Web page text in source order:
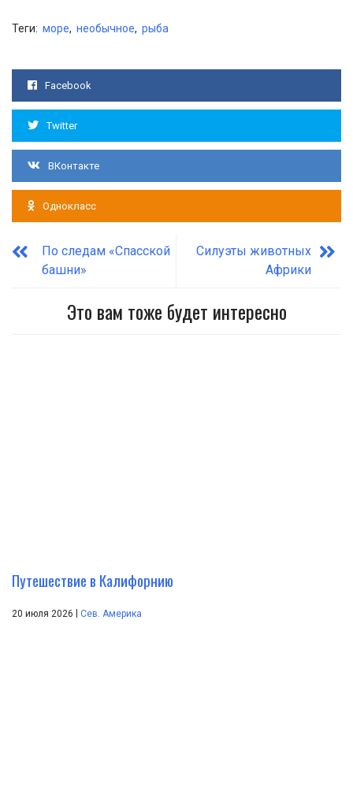
Теги: море, необычное, рыба
Facebook
Twitter
ВКонтакте
Однокласс
По следам «Спасской
башни»
Силуэты животных
Африки
Это вам тоже будет интересно
Путешествие в Калифорнию
20 июля 2026 | Сев. Америка